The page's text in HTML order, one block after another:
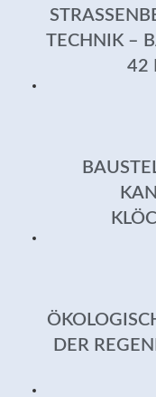
ECHNIK –
2
DER